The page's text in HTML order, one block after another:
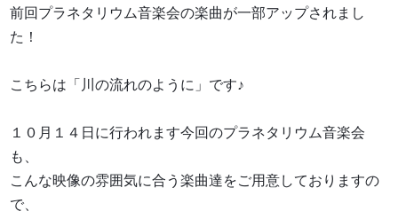
前回プラネタリウム音楽会の楽曲が一部アップされまし
た！
こちらは「川の流れのように」です♪
１０月１４日に行われます今回のプラネタリウム音楽会
も、
こんな映像の雰囲気に合う楽曲達をご用意しておりますの
で、